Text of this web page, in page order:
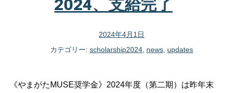
2024、支給完了
2024年4月1日
カテゴリー: scholarship2024, news, updates
《やまがたMUSE奨学金》2024年度（第二期）は昨年末